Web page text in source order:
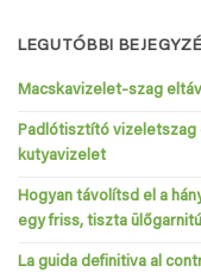
LEGUTÓBBI
Macskavizelet-szag
Padlótisztító vizeletszag
kutyavizelet
Hogyan távolítsd el a
egy friss, tiszta
La guida definitiva al